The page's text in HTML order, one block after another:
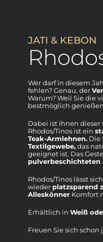
JATI & KEBON
Wer darf in diesem
fehlen? Genau, der
Warum? Weil Sie die
bestmöglich
Dabei ist Ihnen dieser
Rhodos/Tinos ist ein
Teak-Armlehnen. Die
Textilgewebe,das
geeignet ist. Das
pulverbeschichteten
Rhodos/Tinos lässt sich
wieder platzsparend
Alleskönner Komfort
Erhältlich in Weiß
Freuen Sie sich